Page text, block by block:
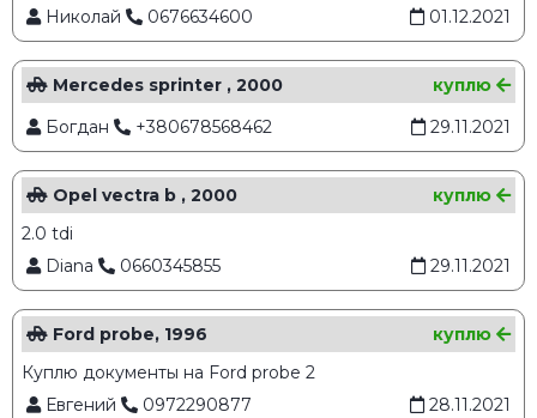
Николай
0676634600 01.12.2021
Mercedes sprinter , 2000
куплю
Богдан
+380678568462 29.11.2021
Opel vectra b , 2000
куплю
2.0 tdi
Diana
0660345855 29.11.2021
Ford probe, 1996
куплю
Куплю документы на Ford probe 2
Евгений
0972290877 28.11.2021